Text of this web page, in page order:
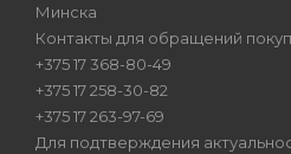
Минска
Контакты для обращений
+375 17 368-80-49
+375 17 258-30-82
+375 17 263-97-69
Для подтверждения